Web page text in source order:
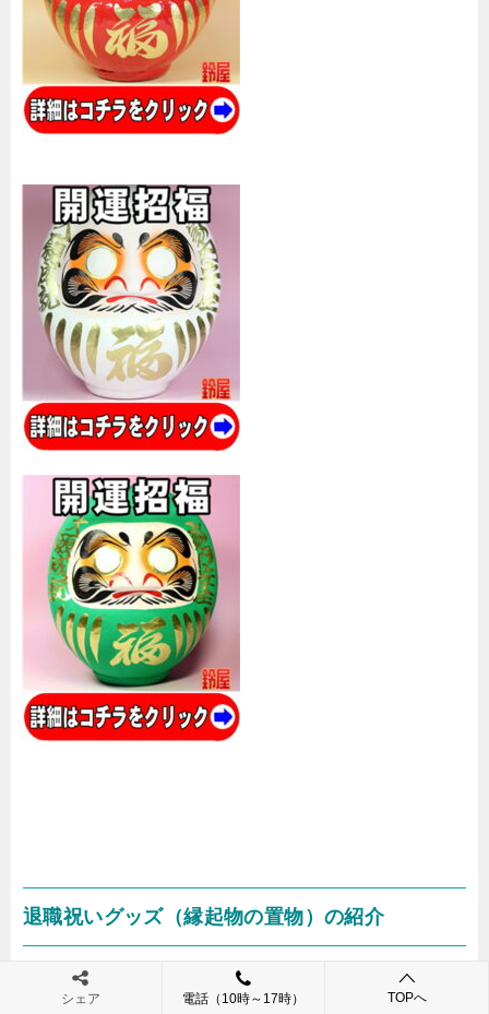
退職祝いグッズ（縁起物の置物）の紹介
シェア 電話（10時～17時） TOPへ